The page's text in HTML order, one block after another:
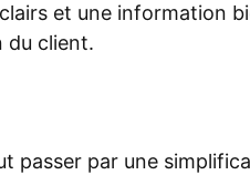
et une information
du client.
passer par une